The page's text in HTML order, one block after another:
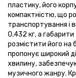
пластику, його
компактністю, що
транспортування і
0,432 кг, а
розмістити його на
пропонує широкий
хвилину,
музичного жанру.